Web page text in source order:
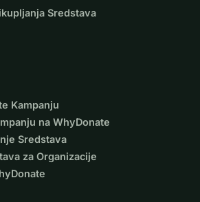
Sredstava
Kampanju
na WhyDonate
Sredstava
za Organizacije